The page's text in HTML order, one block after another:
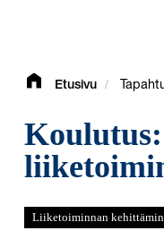
Etusivu /
Liiketoiminnan